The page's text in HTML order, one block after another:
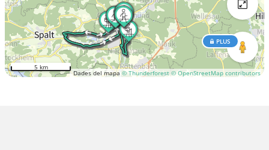
Dades del mapa © Thunderforest © OpenStreetMap contributors
PLUS
5 km